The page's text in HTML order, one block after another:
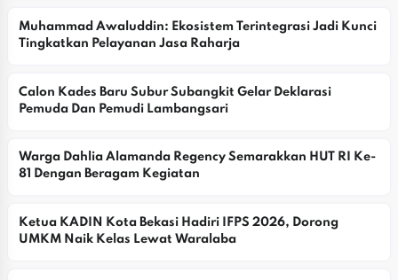
Muhammad Awaluddin: Ekosistem Terintegrasi Jadi Kunci
Tingkatkan Pelayanan Jasa Raharja
Calon Kades Baru Subur Subangkit Gelar Deklarasi
Pemuda Dan Pemudi Lambangsari
Warga Dahlia Alamanda Regency Semarakkan HUT RI Ke-
81 Dengan Beragam Kegiatan
Ketua KADIN Kota Bekasi Hadiri IFPS 2026, Dorong
UMKM Naik Kelas Lewat Waralaba